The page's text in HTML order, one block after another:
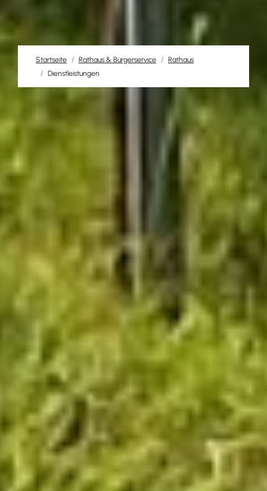
Startseite Rathaus & Bürgerservice
Rathaus
Dienstleistungen